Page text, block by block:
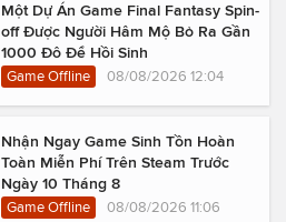
Một Dự Án Game Final Fantasy Spin-
off Được Người Hâm Mộ Bỏ Ra Gần
1000 Đô Để Hồi Sinh
Game Offline 08/08/2026 12:04
Nhận Ngay Game Sinh Tồn Hoàn
Toàn Miễn Phí Trên Steam Trước
Ngày 10 Tháng 8
Game Offline 08/08/2026 11:06